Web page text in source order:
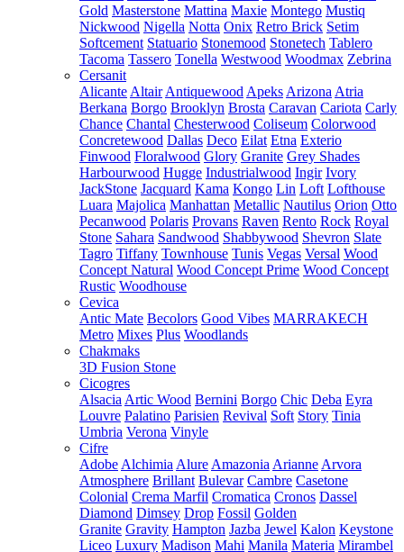
Gold Masterstone Mattina Maxie Montego Mustiq
Nickwood Nigella Notta Onix Retro Brick Setim
Softcement Statuario Stonemood Stonetech Tablero
Tacoma Tassero Tonella Westwood Woodmax Zebrina
Cersanit
Alicante Altair Antiquewood Apeks Arizona Atria
Berkana Borgo Brooklyn Brosta Caravan Cariota Carly
Chance Chantal Chesterwood Coliseum Colorwood
Concretewood Dallas Deco Eilat Etna Exterio
Finwood Floralwood Glory Granite Grey Shades
Harbourwood Hugge Industrialwood Ingir Ivory
JackStone Jacquard Kama Kongo Lin Loft Lofthouse
Luara Majolica Manhattan Metallic Nautilus Orion Otto
Pecanwood Polaris Provans Raven Rento Rock Royal
Stone Sahara Sandwood Shabbywood Shevron Slate
Tagro Tiffany Townhouse Tunis Vegas Versal Wood
Concept Natural Wood Concept Prime Wood Concept
Rustic Woodhouse
Cevica
Antic Mate Becolors Good Vibes MARRAKECH
Metro Mixes Plus Woodlands
Chakmaks
3D Fusion Stone
Cicogres
Alsacia Artic Wood Bernini Borgo Chic Deba Eyra
Louvre Palatino Parisien Revival Soft Story Tinia
Umbria Verona Vinyle
Cifre
Adobe Alchimia Alure Amazonia Arianne Arvora
Atmosphere Brillant Bulevar Cambre Casetone
Colonial Crema Marfil Cromatica Cronos Dassel
Diamond Dimsey Drop Fossil Golden
Granite Gravity Hampton Jazba Jewel Kalon Keystone
Liceo Luxury Madison Mahi Manila Materia Mirambel